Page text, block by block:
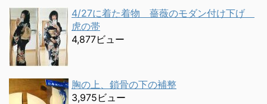
4/27に着た着物 薔薇のモダン付け下げ
虎の帯
4,877ビュー
胸の上、鎖骨の下の補整
3,975ビュー